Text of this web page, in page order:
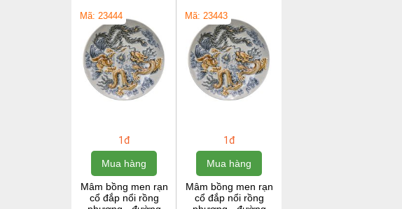
Mã: 23444
1đ
Mua hàng
Mâm bồng men rạn
cổ đắp nổi rồng
Mã: 23443
1đ
Mua hàng
Mâm bồng men rạn
cổ đắp nổi rồng